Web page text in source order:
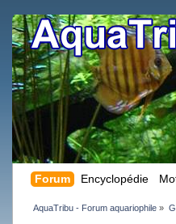
Forum Encyclopédie
AquaTribu - Forum aquariophile »